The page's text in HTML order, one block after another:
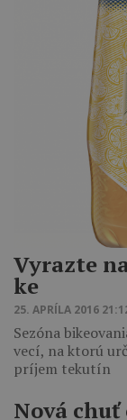
Vyrazte
ke
25. APRÍLA 2016
Sezóna
vecí, na ktorú
príjem tekutín
Nová